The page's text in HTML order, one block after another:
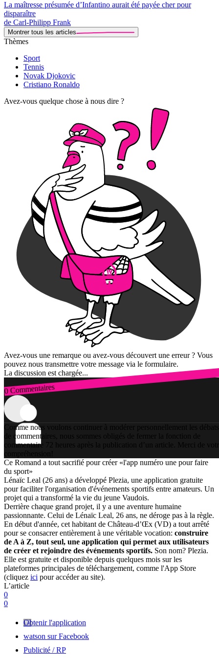
La maîtresse présumée d’Infantino aurait été payée cher pour
disparaître
de Carl-Philipp Frank
Montrer tous les articles
Thèmes
Sport
Tennis
Novak Djokovic
Cristiano Ronaldo
Avez-vous quelque chose à nous dire ?
Avez-vous une remarque ou avez-vous découvert une erreur ? Vous
pouvez nous transmettre votre message via le formulaire.
La discussion est chargée...
0 Commentaires
Connexion
Comme nous voulons continuer à modérer personnellement les débats
de commentaires, nous sommes obligés de fermer la fonction de
commentaire 72 heures après la publication d’un article. Merci de
compréhension!
Ce Romand a tout sacrifié pour créer «l'app numéro une pour faire
du sport»
Lénaïc Leal (26 ans) a développé Plezia, une application gratuite
pour faciliter l'organisation d'événements sportifs entre amateurs. Un
projet qui a transformé la vie du jeune Vaudois.
Derrière chaque grand projet, il y a une aventure humaine
passionnante. Celui de Lénaïc Leal, 26 ans, ne déroge pas à la règle.
En début d'année, cet habitant de Château-d’Œx (VD) a tout arrêté
pour se consacrer entièrement à une véritable vocation: construire
de A à Z, tout seul, une application qui permet aux utilisateurs
de créer et rejoindre des événements sportifs. Son nom? Plezia.
Elle est gratuite et disponible depuis quelques mois sur les
plateformes principales de téléchargement, comme l'App Store
(cliquez ici pour accéder au site).
L’article
0
0
Obtenir l'application
watson sur Facebook
Publicité / RP